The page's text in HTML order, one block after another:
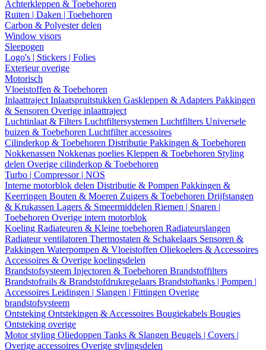
Achterkleppen & Toebehoren
Ruiten | Daken | Toebehoren
Carbon & Polyester delen
Window visors
Sleepogen
Logo's | Stickers | Folies
Exterieur overige
Motorisch
Vloeistoffen & Toebehoren
Inlaattraject Inlaatspruitstukken Gaskleppen & Adapters Pakkingen
& Sensoren Overige inlaattraject
Luchtinlaat & Filters Luchtfiltersystemen Luchtfilters Universele
buizen & Toebehoren Luchtfilter accessoires
Cilinderkop & Toebehoren Distributie Pakkingen & Toebehoren
Nokkenassen Nokkenas poelies Kleppen & Toebehoren Styling
delen Overige cilinderkop & Toebehoren
Turbo | Compressor | NOS
Interne motorblok delen Distributie & Pompen Pakkingen &
Keerringen Bouten & Moeren Zuigers & Toebehoren Drijfstangen
& Krukassen Lagers & Smeermiddelen Riemen | Snaren |
Toebehoren Overige intern motorblok
Koeling Radiateuren & Kleine toebehoren Radiateurslangen
Radiateur ventilatoren Thermostaten & Schakelaars Sensoren &
Pakkingen Waterpompen & Vloeistoffen Oliekoelers & Accessoires
Accessoires & Overige koelingsdelen
Brandstofsysteem Injectoren & Toebehoren Brandstoffilters
Brandstofrails & Brandstofdrukregelaars Brandstoftanks | Pompen |
Accessoires Leidingen | Slangen | Fittingen Overige
brandstofsysteem
Ontsteking Ontstekingen & Accessoires Bougiekabels Bougies
Ontsteking overige
Motor styling Oliedoppen Tanks & Slangen Beugels | Covers |
Overige accessoires Overige stylingsdelen